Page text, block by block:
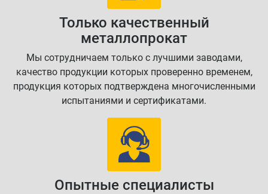
Только качественный
металлопрокат
Мы сотрудничаем только с лучшими заводами,
качество продукции которых проверенно временем,
продукция которых подтверждена многочисленными
испытаниями и сертификатами.
Опытные специалисты